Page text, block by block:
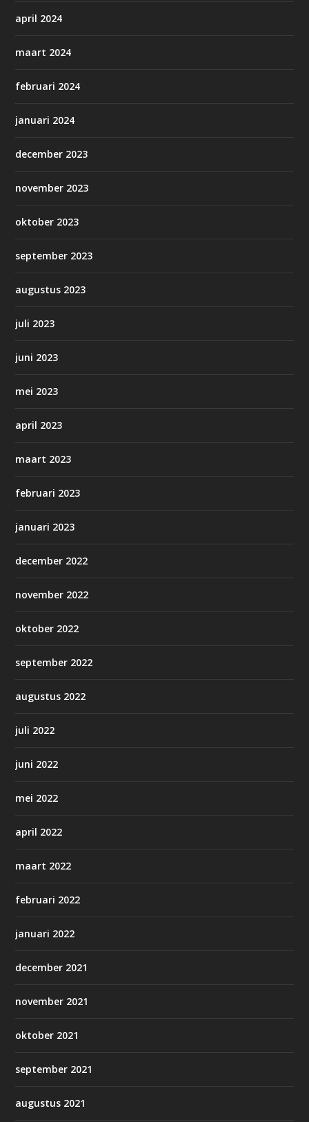
april 2024
maart 2024
februari 2024
januari 2024
december 2023
november 2023
oktober 2023
september 2023
augustus 2023
juli 2023
juni 2023
mei 2023
april 2023
maart 2023
februari 2023
januari 2023
december 2022
november 2022
oktober 2022
september 2022
augustus 2022
juli 2022
juni 2022
mei 2022
april 2022
maart 2022
februari 2022
januari 2022
december 2021
november 2021
oktober 2021
september 2021
augustus 2021